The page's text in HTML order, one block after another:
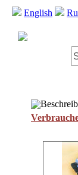
English